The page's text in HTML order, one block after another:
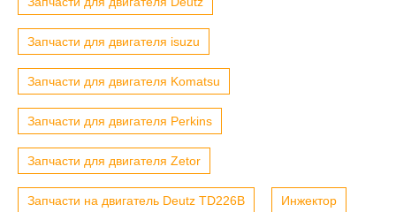
Запчасти для двигателя isuzu
Запчасти для двигателя Komatsu
Запчасти для двигателя Perkins
Запчасти для двигателя Zetor
Запчасти на двигатель Deutz TD226B Инжектор